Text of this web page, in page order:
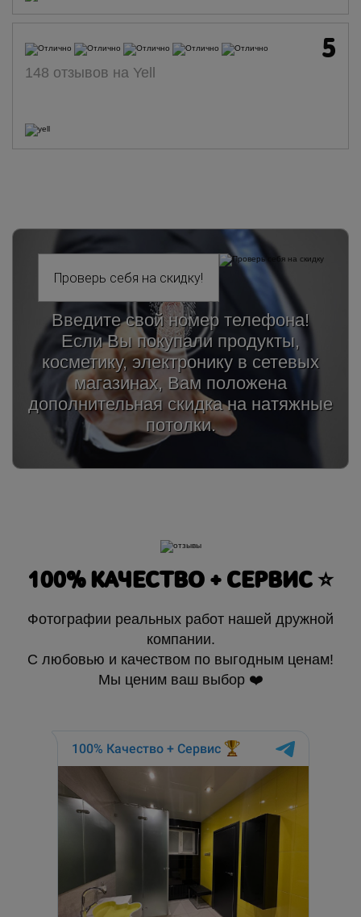
5
148 отзывов на Yell
Введите свой номер телефона!
Если Вы покупали продукты,
косметику, электронику в сетевых
магазинах, Вам положена
дополнительная скидка на натяжные
потолки.
100% КАЧЕСТВО + СЕРВИС ⭐️
Фотографии реальных работ нашей дружной
компании.
С любовью и качеством по выгодным ценам!
Мы ценим ваш выбор ❤️